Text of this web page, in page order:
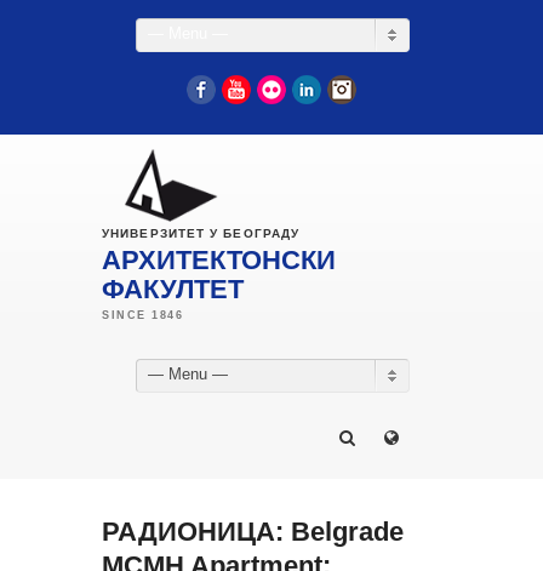
FacebookYouTube
Flickr LinkedIn
УНИВЕРЗИТЕТ У БЕОГРАДУ
АРХИТЕКТОНСКИ
ФАКУЛТЕТ
— Menu —
РАДИОНИЦА: Belgrade